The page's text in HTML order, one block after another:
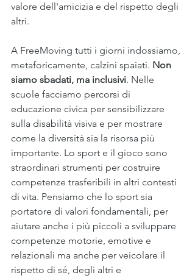
valore dell'amicizia e del rispetto degli
altri.
A FreeMoving tutti i giorni indossiamo,
metaforicamente, calzini spaiati. Non
siamo sbadati, ma inclusivi. Nelle
scuole facciamo percorsi di
educazione civica per sensibilizzare
sulla disabilità visiva e per mostrare
come la diversità sia la risorsa più
importante. Lo sport e il gioco sono
straordinari strumenti per costruire
competenze trasferibili in altri contesti
di vita. Pensiamo che lo sport sia
portatore di valori fondamentali, per
aiutare anche i più piccoli a sviluppare
competenze motorie, emotive e
relazionali ma anche per veicolare il
rispetto di sé, degli altri e